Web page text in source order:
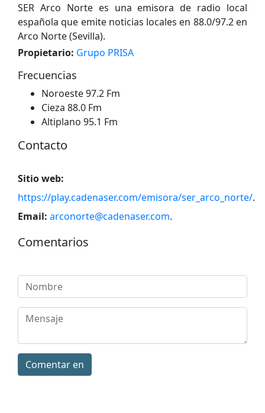
SER Arco Norte es una emisora ​​de radio local
española que emite noticias locales en 88.0/97.2 en
Arco Norte (Sevilla).
Propietario: Grupo PRISA
Frecuencias
Noroeste 97.2 Fm
Cieza 88.0 Fm
Altiplano 95.1 Fm
Contacto
Sitio web:
https://play.cadenaser.com/emisora/ser_arco_norte/.
Email: arconorte@cadenaser.com.
Comentarios
Comentar en